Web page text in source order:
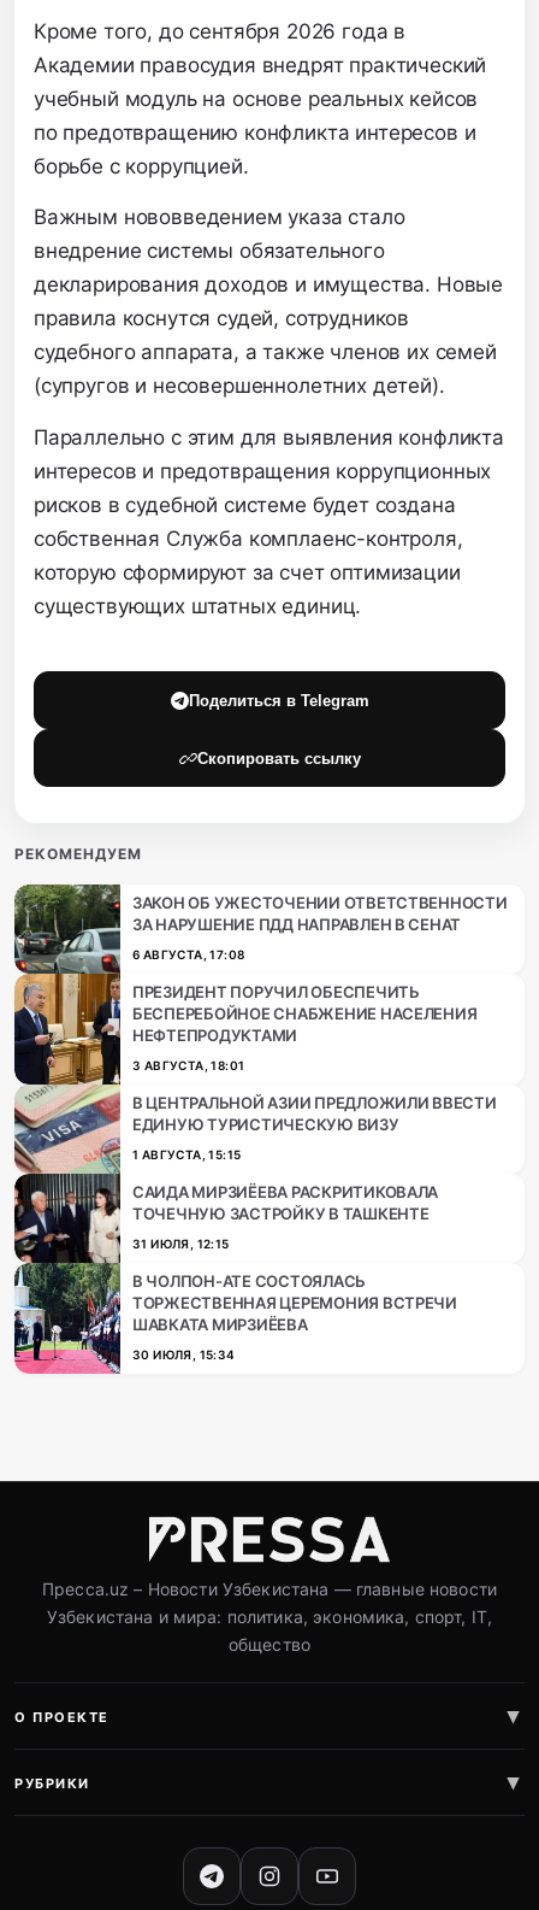
Кроме того, до сентября 2026 года в
Академии правосудия внедрят практический
учебный модуль на основе реальных кейсов
по предотвращению конфликта интересов и
борьбе с коррупцией.
Важным нововведением указа стало
внедрение системы обязательного
декларирования доходов и имущества. Новые
правила коснутся судей, сотрудников
судебного аппарата, а также членов их семей
(супругов и несовершеннолетних детей).
Параллельно с этим для выявления конфликта
интересов и предотвращения коррупционных
рисков в судебной системе будет создана
собственная Служба комплаенс-контроля,
которую сформируют за счет оптимизации
существующих штатных единиц.
Поделиться в Telegram
Скопировать ссылку
РЕКОМЕНДУЕМ
ЗАКОН ОБ УЖЕСТОЧЕНИИ ОТВЕТСТВЕННОСТИ
ЗА НАРУШЕНИЕ ПДД НАПРАВЛЕН В СЕНАТ
6 АВГУСТА, 17:08
ПРЕЗИДЕНТ ПОРУЧИЛ ОБЕСПЕЧИТЬ
БЕСПЕРЕБОЙНОЕ СНАБЖЕНИЕ НАСЕЛЕНИЯ
НЕФТЕПРОДУКТАМИ
3 АВГУСТА, 18:01
В ЦЕНТРАЛЬНОЙ АЗИИ ПРЕДЛОЖИЛИ ВВЕСТИ
ЕДИНУЮ ТУРИСТИЧЕСКУЮ ВИЗУ
1 АВГУСТА, 15:15
САИДА МИРЗИЁЕВА РАСКРИТИКОВАЛА
ТОЧЕЧНУЮ ЗАСТРОЙКУ В ТАШКЕНТЕ
31 ИЮЛЯ, 12:15
В ЧОЛПОН-АТЕ СОСТОЯЛАСЬ
ТОРЖЕСТВЕННАЯ ЦЕРЕМОНИЯ ВСТРЕЧИ
ШАВКАТА МИРЗИЁЕВА
30 ИЮЛЯ, 15:34
Пресса.uz – Новости Узбекистана — главные новости
Узбекистана и мира: политика, экономика, спорт, IT,
общество
О ПРОЕКТЕ
РУБРИКИ